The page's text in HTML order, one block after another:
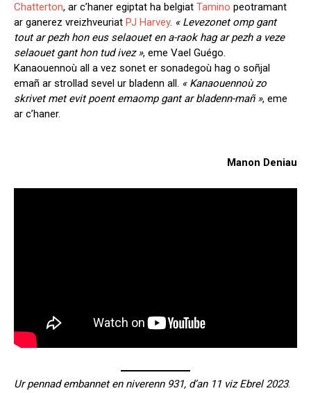
Chatterton, ar c’haner egiptat ha belgiat Tamino peotramant
ar ganerez vreizhveuriat PJ Harvey. « Levezonet omp gant
tout ar pezh hon eus selaouet en a-raok hag ar pezh a veze
selaouet gant hon tud ivez », eme Vael Guégo.
Kanaouennoù all a vez sonet er sonadegoù hag o soñjal
emañ ar strollad sevel ur bladenn all. « Kanaouennoù zo
skrivet met evit poent emaomp gant ar bladenn-mañ », eme
ar c’haner.
Manon Deniau
Ur pennad embannet en niverenn 931, d’an 11 viz Ebrel 2023.